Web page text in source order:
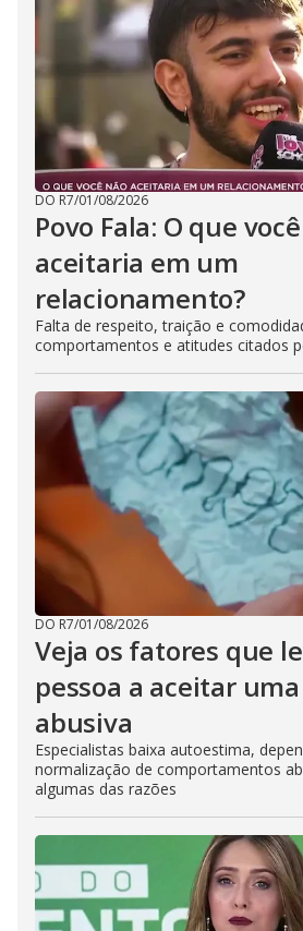
DO R7/01/08/2026
Povo Fala: O que
aceitaria em um
relacionamento?
Falta de respeito, traição e
comportamentos e atitudes citados
DO R7/01/08/2026
Veja os fatores que
pessoa a aceitar
abusiva
Especialistas baixa autoestima,
normalização de comportamentos
algumas das razões